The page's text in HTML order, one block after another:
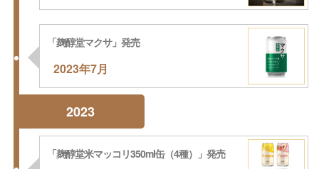
2023年7月
「麹醇堂マクサ」発売
2023
「麹醇堂米マッコリ350ml缶（4種）」発売